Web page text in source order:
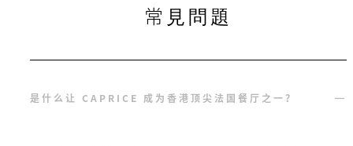
常見問題
是什么让 CAPRICE 成为香港顶尖法国餐厅之一？